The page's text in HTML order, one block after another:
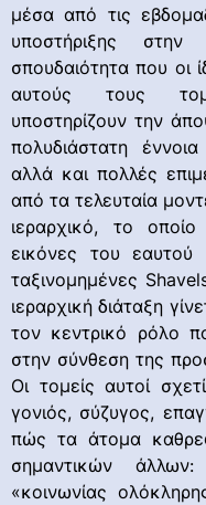
μέσα από τις
υποστήριξης
σπουδαιότητα που οι
αυτούς τους
υποστηρίζουν την
πολυδιάστατη
αλλά και πολλές
από τα τελευταία
ιεραρχικό, το οποίο
εικόνες του εαυτού
ταξινομημένες
ιεραρχική διάταξη
τον κεντρικό ρόλο
στην σύνθεση της
Οι τομείς αυτοί
γονιός, σύζυγος,
πώς τα άτομα
σημαντικών
«κοινωνίας